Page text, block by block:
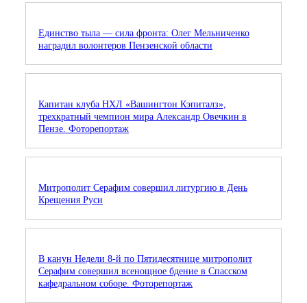
Единство тыла — сила фронта: Олег Мельниченко
наградил волонтеров Пензенской области
Капитан клуба НХЛ «Вашингтон Кэпиталз»,
трехкратный чемпион мира Александр Овечкин в
Пензе. Фоторепортаж
Митрополит Серафим совершил литургию в День
Крещения Руси
В канун Недели 8-й по Пятидесятнице митрополит
Серафим совершил всенощное бдение в Спасском
кафедральном соборе. Фоторепортаж